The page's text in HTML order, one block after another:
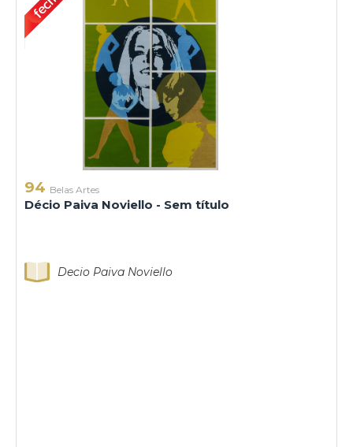
94 Belas Artes
Décio Paiva Noviello - Sem título
Decio Paiva Noviello